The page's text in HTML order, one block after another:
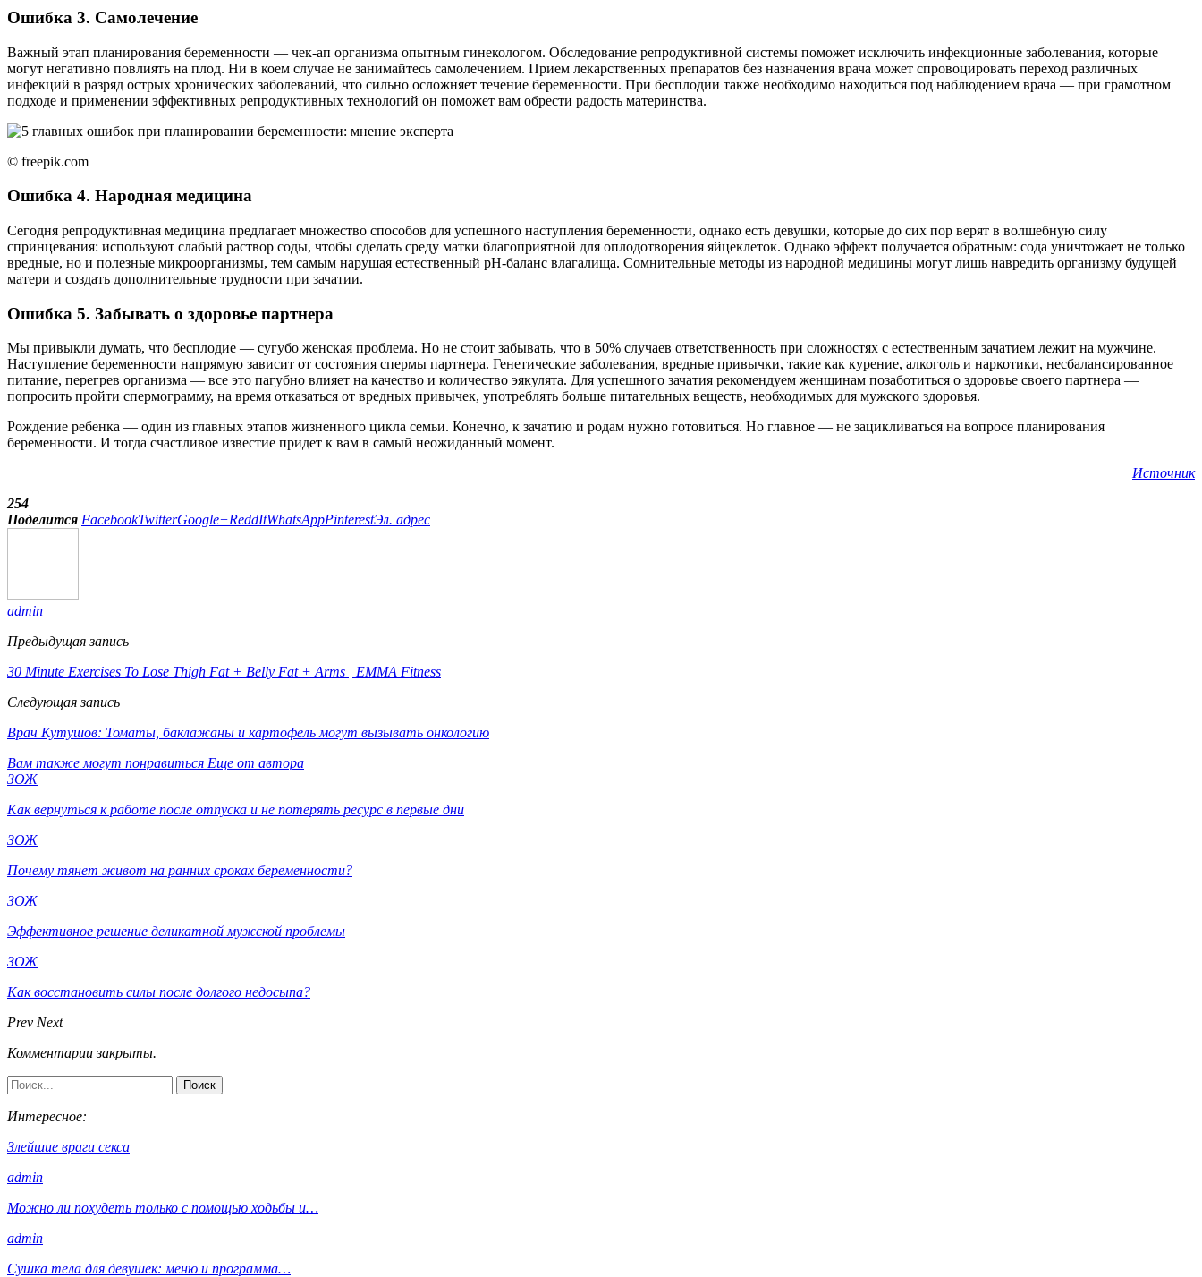
Ошибка 3. Самолечение
Важный этап планирования беременности — чек-ап организма опытным гинекологом. Обследование репродуктивной системы поможет исключить инфекционные заболевания, которые
могут негативно повлиять на плод. Ни в коем случае не занимайтесь самолечением. Прием лекарственных препаратов без назначения врача может спровоцировать переход различных
инфекций в разряд острых хронических заболеваний, что сильно осложняет течение беременности. При бесплодии также необходимо находиться под наблюдением врача — при грамотном
подходе и применении эффективных репродуктивных технологий он поможет вам обрести радость материнства.
© freepik.com
Ошибка 4. Народная медицина
Сегодня репродуктивная медицина предлагает множество способов для успешного наступления беременности, однако есть девушки, которые до сих пор верят в волшебную силу
спринцевания: используют слабый раствор соды, чтобы сделать среду матки благоприятной для оплодотворения яйцеклеток. Однако эффект получается обратным: сода уничтожает не только
вредные, но и полезные микроорганизмы, тем самым нарушая естественный pH-баланс влагалища. Сомнительные методы из народной медицины могут лишь навредить организму будущей
матери и создать дополнительные трудности при зачатии.
Ошибка 5. Забывать о здоровье партнера
Мы привыкли думать, что бесплодие — сугубо женская проблема. Но не стоит забывать, что в 50% случаев ответственность при сложностях с естественным зачатием лежит на мужчине.
Наступление беременности напрямую зависит от состояния спермы партнера. Генетические заболевания, вредные привычки, такие как курение, алкоголь и наркотики, несбалансированное
питание, перегрев организма — все это пагубно влияет на качество и количество эякулята. Для успешного зачатия рекомендуем женщинам позаботиться о здоровье своего партнера —
попросить пройти спермограмму, на время отказаться от вредных привычек, употреблять больше питательных веществ, необходимых для мужского здоровья.
Рождение ребенка — один из главных этапов жизненного цикла семьи. Конечно, к зачатию и родам нужно готовиться. Но главное — не зацикливаться на вопросе планирования
беременности. И тогда счастливое известие придет к вам в самый неожиданный момент.
Источник
254
Поделится FacebookTwitterGoogle+ReddItWhatsAppPinterestЭл. адрес
admin
Предыдущая запись
30 Minute Exercises To Lose Thigh Fat + Belly Fat + Arms | EMMA Fitness
Следующая запись
Врач Кутушов: Томаты, баклажаны и картофель могут вызывать онкологию
Вам также могут понравиться Еще от автора
ЗОЖ
Как вернуться к работе после отпуска и не потерять ресурс в первые дни
ЗОЖ
Почему тянет живот на ранних сроках беременности?
ЗОЖ
Эффективное решение деликатной мужской проблемы
ЗОЖ
Как восстановить силы после долгого недосыпа?
Prev Next
Комментарии закрыты.
Интересное:
Злейшие враги секса
admin
Можно ли похудеть только с помощью ходьбы и…
admin
Сушка тела для девушек: меню и программа…